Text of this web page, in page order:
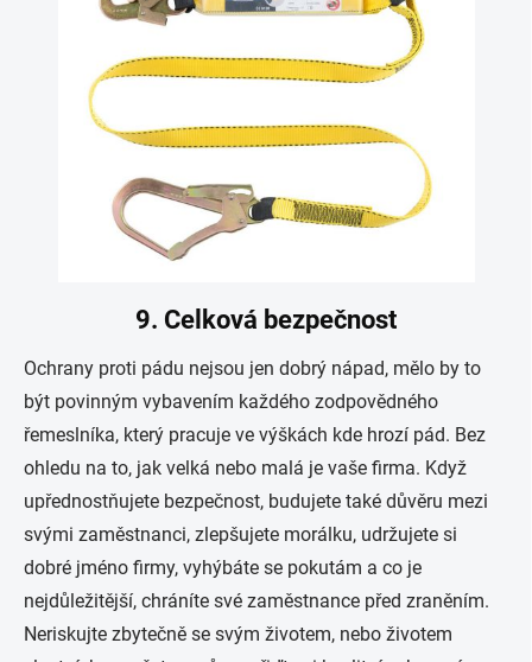
9. Celková bezpečnost
Ochrany proti pádu nejsou jen dobrý nápad, mělo by to
být povinným vybavením každého zodpovědného
řemeslníka, který pracuje ve výškách kde hrozí pád. Bez
ohledu na to, jak velká nebo malá je vaše firma. Když
upřednostňujete bezpečnost, budujete také důvěru mezi
svými zaměstnanci, zlepšujete morálku, udržujete si
dobré jméno firmy, vyhýbáte se pokutám a co je
nejdůležitější, chráníte své zaměstnance před zraněním.
Neriskujte zbytečně se svým životem, nebo životem